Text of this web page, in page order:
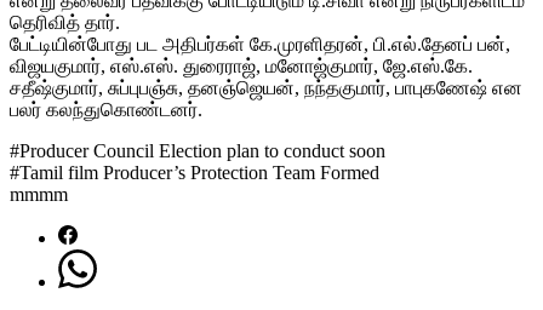
தெரிவித் தார்.
பேட்டியின்போது பட அதிபர்கள் கே.முரளிதரன், பி.எல்.தேனப் பன்,
விஜயகுமார், எஸ்.எஸ். துரைராஜ், மனோஜ்குமார், ஜே.எஸ்.கே.
சதீஷ்குமார், சுப்புபஞ்சு, தனஞ்ஜெயன், நந்தகுமார், பாபுகணேஷ் என
பலர் கலந்துகொண்டனர்.
#Producer Council Election plan to conduct soon
#Tamil film Producer’s Protection Team Formed
mmmm